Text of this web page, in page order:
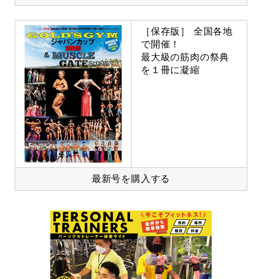
［保存版］ 全国各地
で開催！
最大級の筋肉の祭典
を１冊に凝縮
最新号を購入する